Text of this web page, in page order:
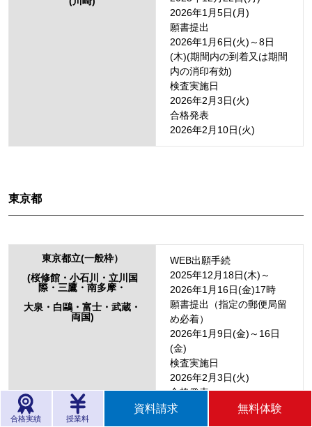
2026年1月5日(月)
願書提出
2026年1月6日(火)～8日
(木)(期間内の到着又は期間
内の消印有効)
検査実施日
2026年2月3日(火)
合格発表
2026年2月10日(火)
東京都
東京都立(一般枠）
(桜修館・小石川・立川国
際・三鷹・南多摩・
大泉・白鷗・富士・武蔵・
両国)
WEB出願手続
2025年12月18日(木)～
2026年1月16日(金)17時
願書提出（指定の郵便局留
め必着）
2026年1月9日(金)～16日
(金)
検査実施日
2026年2月3日(火)
合格発表
2026年2月9日(月)
合格実績 授業料
資料請求 無料体験